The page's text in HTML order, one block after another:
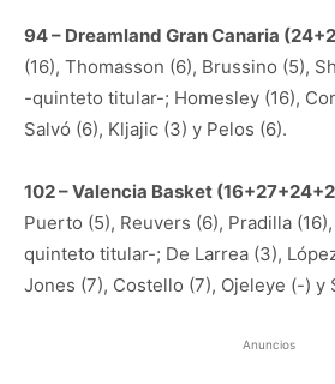
94 – Dreamland Gran Canaria
(16), Thomasson (6), Brussino (5),
-quinteto titular-; Homesley (16),
Salvó (6), Kljajic (3) y Pelos (6).
102 – Valencia Basket
Puerto (5), Reuvers (6), Pradilla
quinteto titular-; De Larrea (3),
Jones (7), Costello (7), Ojeleye (-) y
Anuncios